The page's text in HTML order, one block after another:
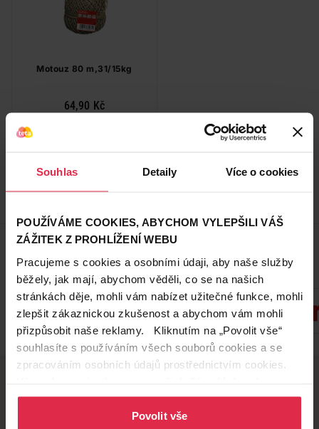
Souhlas Detaily Více o cookies
POUŽÍVÁME COOKIES, ABYCHOM VYLEPŠILI VÁŠ
ZÁŽITEK Z PROHLÍŽENÍ WEBU
Pracujeme s cookies a osobními údaji, aby naše služby
běžely, jak mají, abychom věděli, co se na našich
stránkách děje, mohli vám nabízet užitečné funkce, mohli
zlepšit zákaznickou zkušenost a abychom vám mohli
přizpůsobit naše reklamy. Kliknutím na „Povolit vše“
souhlasíte s používáním všech souborů cookies a se
zpracováním osobních údajů prostřednictvím cookies.
osobních údajů.
Povolit vše
Motouz 80 m,31/15kg
64,90 Kč
64,90 Kč
načítám
Zobrazeno 1-3 z 3
Oblíbené značky
Zobrazit všechny značky